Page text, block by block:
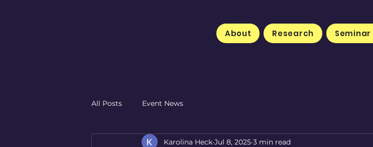
About Research
All Posts Event News
Karolina Heck Jul 8, 2025 3 min read